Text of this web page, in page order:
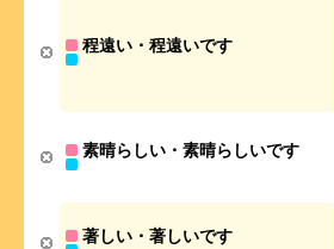
程遠い・程遠いです
素晴らしい・素晴らしいです
著しい・著しいです